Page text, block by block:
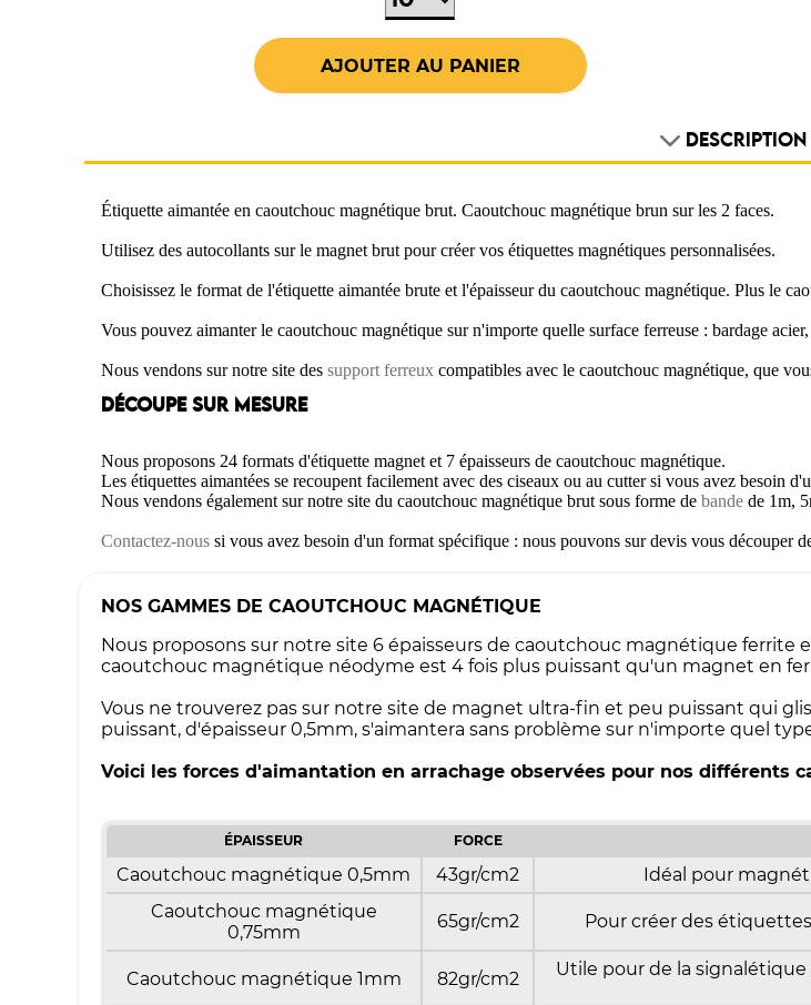
DESCRIPTION
Étiquette aimantée en caoutchouc magnétique brut. Caoutchouc magnétique brun sur les 2 faces.
Utilisez des autocollants sur le magnet brut pour créer vos étiquettes magnétiques personnalisées.
Choisissez le format de l'étiquette aimantée brute et l'épaisseur du caoutchouc magnétique. Plus le
Vous pouvez aimanter le caoutchouc magnétique sur n'importe quelle surface ferreuse : bardage
Nous vendons sur notre site dessupport ferreux compatibles avec le caoutchouc magnétique, que
DÉCOUPE SUR MESURE
Nous proposons 24 formats d'étiquette magnet et 7 épaisseurs de caoutchouc magnétique.
Les étiquettes aimantées se recoupent facilement avec des ciseaux ou au cutter si vous avez besoin
Nous vendons également sur notre site du caoutchouc magnétique brut sous forme debande de 1m,
Contactez-nous si vous avez besoin d'un format spécifique : nous pouvons sur devis vous découper
NOS GAMMES DE CAOUTCHOUC MAGNÉTIQUE
Nous proposons sur notre site 6 épaisseurs de caoutchouc magnétique
caoutchouc magnétique néodyme est 4 fois plus puissant qu'un magnet en
Vous ne trouverez pas sur notre site de magnet ultra-fin et peu puissant qui
puissant, d'épaisseur 0,5mm, s'aimantera sans problème sur n'importe quel
Voici les forces d'aimantation en arrachage observées pour nos différents
ÉPAISSEUR FORCE
Caoutchouc magnétique 0,5mm 43gr/cm2
Idéal pour
Caoutchouc magnétique
0,75mm
65gr/cm2 Pour créer des
Caoutchouc magnétique 1mm 82gr/cm2
Utile pour de la